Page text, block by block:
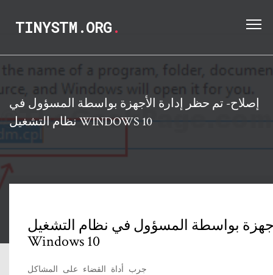
TINYSTM.ORG.
إصلاح- تم حظر إدارة الأجهزة بواسطة المسؤول في
نظام التشغيل WINDOWS 10
بواسطة المسؤول في نظام التشغيل
Windows 10
جرب أداة القضاء على المشاكل